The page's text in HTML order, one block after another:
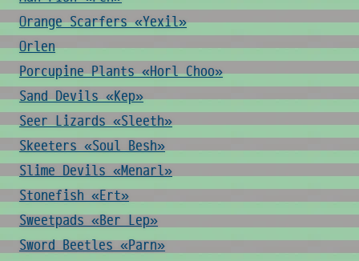
Orange Scarfers «Yexil»
Orlen
Porcupine Plants «Horl Choo»
Sand Devils «Kep»
Seer Lizards «Sleeth»
Skeeters «Soul Besh»
Slime Devils «Menarl»
Stonefish «Ert»
Sweetpads «Ber Lep»
Sword Beetles «Parn»